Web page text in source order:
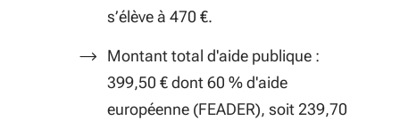
s’élève à 470 €.
Montant total d'aide publique :
399,50 € dont 60 % d'aide
européenne (FEADER), soit 239,70